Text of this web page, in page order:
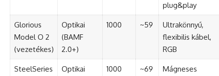
plug&play
Glorious
Model O 2
(vezetékes)
Optikai
(BAMF
2.0+)
1000 ~59
Ultrakönnyű,
flexibilis kábel,
RGB
SteelSeries
Optikai
1000 ~69
Mágneses